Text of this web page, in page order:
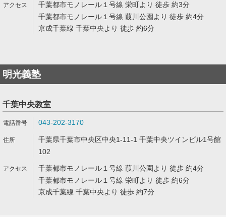
千葉都市モノレール１号線 栄町より 徒歩 約3分
千葉都市モノレール１号線 葭川公園より 徒歩 約4分
京成千葉線 千葉中央より 徒歩 約6分
明光義塾
千葉中央教室
043-202-3170
千葉県千葉市中央区中央1-11-1 千葉中央ツインビル1号館
102
千葉都市モノレール１号線 葭川公園より 徒歩 約4分
千葉都市モノレール１号線 栄町より 徒歩 約6分
京成千葉線 千葉中央より 徒歩 約7分